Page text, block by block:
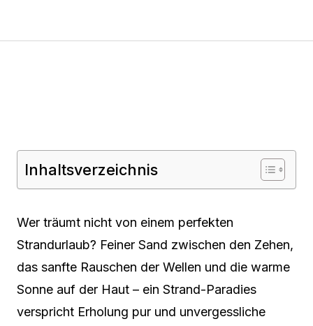
Inhaltsverzeichnis
Wer träumt nicht von einem perfekten
Strandurlaub? Feiner Sand zwischen den Zehen,
das sanfte Rauschen der Wellen und die warme
Sonne auf der Haut – ein Strand-Paradies
verspricht Erholung pur und unvergessliche